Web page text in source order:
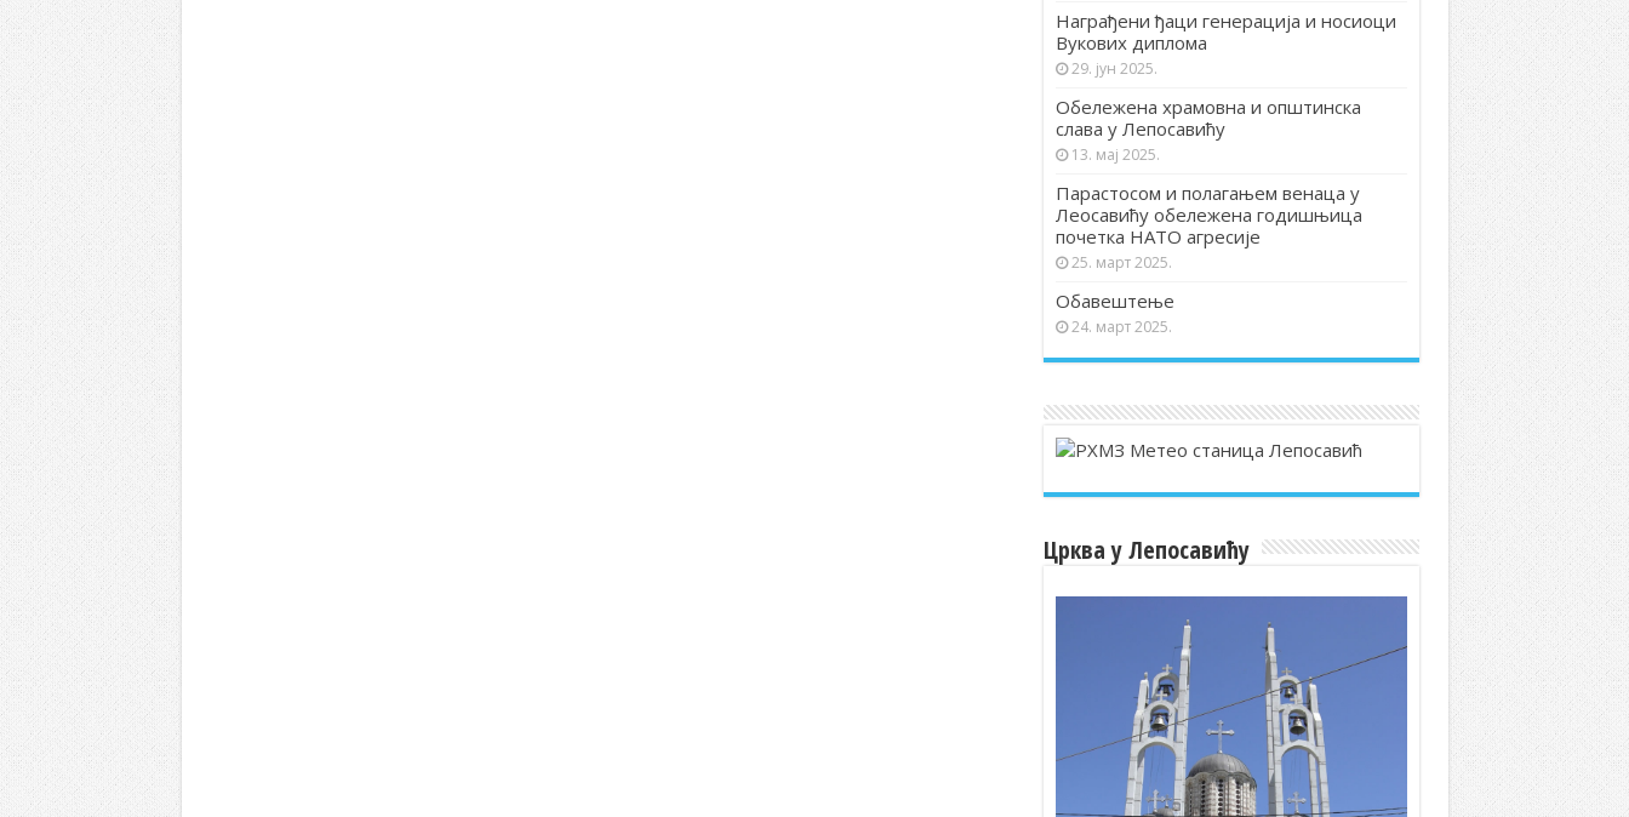
Награђени ђаци генерација и носиоци
Вукових диплома
29. јун 2025.
Обележена храмовна и општинска
слава у Лепосавићу
13. мај 2025.
Парастосом и полагањем венаца у
Леосавићу обележена годишњица
почетка НАТО агресије
25. март 2025.
Обавештење
24. март 2025.
Црква у Лепосавићу